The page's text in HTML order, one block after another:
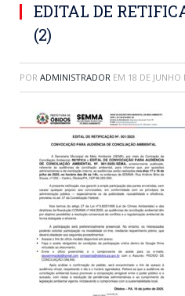
EDITAL DE
(2)
POR ADMINISTRADOR EM 18 DE JUNHO